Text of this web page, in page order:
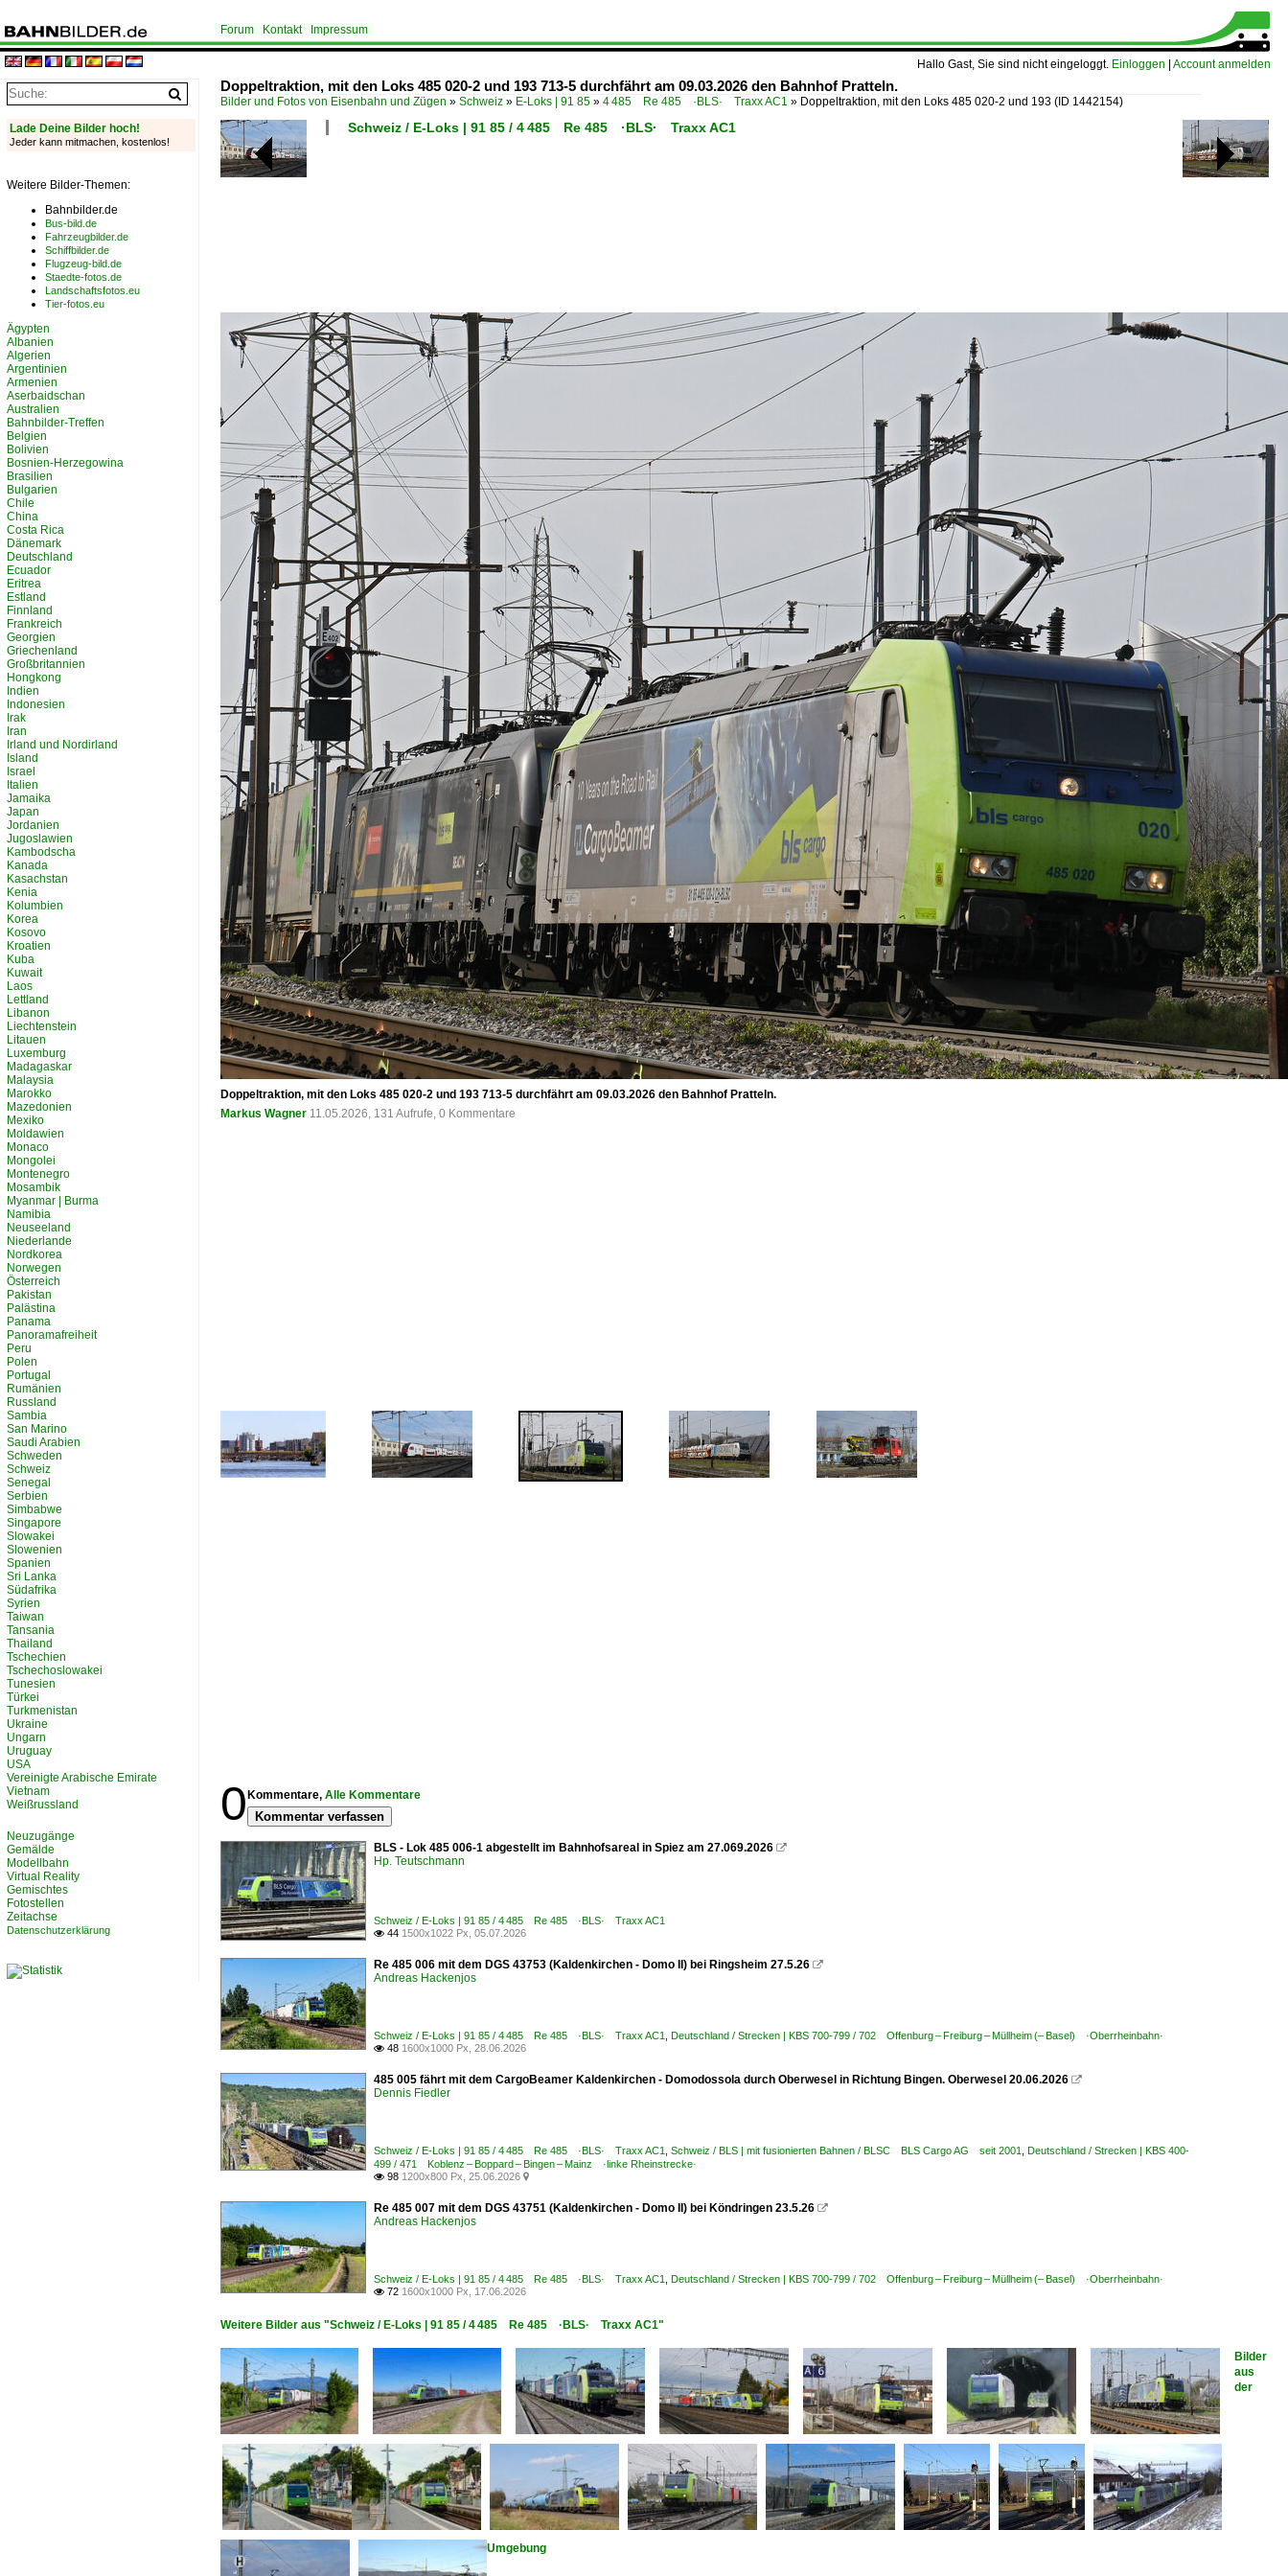
Hallo Gast, Sie sind nicht eingeloggt. Einloggen Account anmelden
Forum Kontakt Impressum
Doppeltraktion, mit den Loks 485 020-2 und 193 713-5 durchfährt am 09.03.2026 den Bahnhof Pratteln.
Bilder und Fotos von Eisenbahn und Zügen » Schweiz » E-Loks | 91 85 » 4 485 Re 485 ·BLS· Traxx AC1 » Doppeltraktion, mit den Loks 485 020-2 und 193 (ID 1442154)
Schweiz / E-Loks | 91 85 / 4 485 Re 485 ·BLS· Traxx AC1
Doppeltraktion, mit den Loks 485 020-2 und 193 713-5 durchfährt am 09.03.2026 den Bahnhof Pratteln.
Markus Wagner 11.05.2026, 131 Aufrufe, 0 Kommentare
0 Kommentare, Alle Kommentare
Kommentar verfassen
BLS - Lok 485 006-1 abgestellt im Bahnhofsareal in Spiez am 27.069.2026 
Hp. Teutschmann
Schweiz / E-Loks | 91 85 / 4 485 Re 485 ·BLS· Traxx AC1
 44 1500x1022 Px, 05.07.2026
Re 485 006 mit dem DGS 43753 (Kaldenkirchen - Domo II) bei Ringsheim 27.5.26 
Andreas Hackenjos
Schweiz / E-Loks | 91 85 / 4 485 Re 485 ·BLS· Traxx AC1 Deutschland / Strecken | KBS 700-799 / 702 Offenburg – Freiburg – Müllheim (– Basel) ·Oberrheinbahn·
 48 1600x1000 Px, 28.06.2026
485 005 fährt mit dem CargoBeamer Kaldenkirchen - Domodossola durch Oberwesel in Richtung Bingen. Oberwesel 20.06.2026 
Dennis Fiedler
Schweiz / E-Loks | 91 85 / 4 485 Re 485 ·BLS· Traxx AC1 Schweiz / BLS | mit fusionierten Bahnen / BLSC BLS Cargo AG seit 2001
Deutschland / Strecken | KBS 400-
499 / 471 Koblenz – Boppard – Bingen – Mainz ·linke Rheinstrecke·
 98 1200x800 Px, 25.06.2026 
Re 485 007 mit dem DGS 43751 (Kaldenkirchen - Domo II) bei Köndringen 23.5.26 
Andreas Hackenjos
Schweiz / E-Loks | 91 85 / 4 485 Re 485 ·BLS· Traxx AC1 Deutschland / Strecken | KBS 700-799 / 702 Offenburg – Freiburg – Müllheim (– Basel) ·Oberrheinbahn·
 72 1600x1000 Px, 17.06.2026
Weitere Bilder aus "Schweiz / E-Loks | 91 85 / 4 485 Re 485 ·BLS· Traxx AC1"
Bilder
aus
der
Umgebung
Lade Deine Bilder hoch!
Jeder kann mitmachen, kostenlos!
Weitere Bilder-Themen:
Bahnbilder.de
Bus-bild.de
Fahrzeugbilder.de
Schiffbilder.de
Flugzeug-bild.de
Staedte-fotos.de
Landschaftsfotos.eu
Tier-fotos.eu
Ägypten
Albanien
Algerien
Argentinien
Armenien
Aserbaidschan
Australien
Bahnbilder-Treffen
Belgien
Bolivien
Bosnien-Herzegowina
Brasilien
Bulgarien
Chile
China
Costa Rica
Dänemark
Deutschland
Ecuador
Eritrea
Estland
Finnland
Frankreich
Georgien
Griechenland
Großbritannien
Hongkong
Indien
Indonesien
Irak
Iran
Irland und Nordirland
Island
Israel
Italien
Jamaika
Japan
Jordanien
Jugoslawien
Kambodscha
Kanada
Kasachstan
Kenia
Kolumbien
Korea
Kosovo
Kroatien
Kuba
Kuwait
Laos
Lettland
Libanon
Liechtenstein
Litauen
Luxemburg
Madagaskar
Malaysia
Marokko
Mazedonien
Mexiko
Moldawien
Monaco
Mongolei
Montenegro
Mosambik
Myanmar | Burma
Namibia
Neuseeland
Niederlande
Nordkorea
Norwegen
Österreich
Pakistan
Palästina
Panama
Panoramafreiheit
Peru
Polen
Portugal
Rumänien
Russland
Sambia
San Marino
Saudi Arabien
Schweden
Schweiz
Senegal
Serbien
Simbabwe
Singapore
Slowakei
Slowenien
Spanien
Sri Lanka
Südafrika
Syrien
Taiwan
Tansania
Thailand
Tschechien
Tschechoslowakei
Tunesien
Türkei
Turkmenistan
Ukraine
Ungarn
Uruguay
USA
Vereinigte Arabische Emirate
Vietnam
Weißrussland
Neuzugänge
Gemälde
Modellbahn
Virtual Reality
Gemischtes
Fotostellen
Zeitachse
Datenschutzerklärung